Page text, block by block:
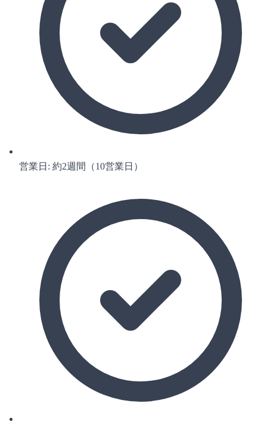
営業日: 約2週間（10営業日）